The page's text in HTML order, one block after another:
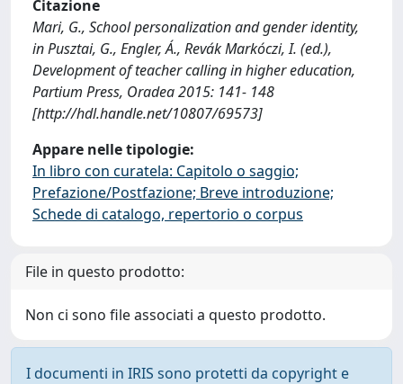
Citazione
Mari, G., School personalization and gender identity,
in Pusztai, G., Engler, Á., Revák Markóczi, I. (ed.),
Development of teacher calling in higher education,
Partium Press, Oradea 2015: 141- 148
[http://hdl.handle.net/10807/69573]
Appare nelle tipologie:
In libro con curatela: Capitolo o saggio;
Prefazione/Postfazione; Breve introduzione;
Schede di catalogo, repertorio o corpus
File in questo prodotto:
Non ci sono file associati a questo prodotto.
I documenti in IRIS sono protetti da copyright e